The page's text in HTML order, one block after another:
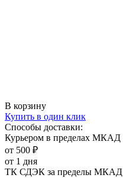
В корзину
Купить в один клик
Способы доставки:
Курьером в пределах МКАД
от 500 ₽
от 1 дня
ТК СДЭК за пределы МКАД